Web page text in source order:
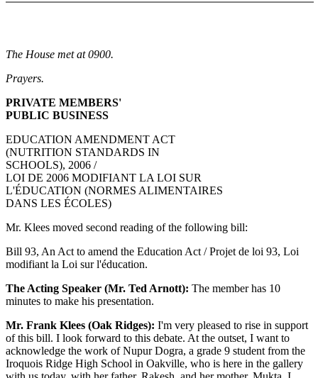
The House met at 0900.
Prayers.
PRIVATE MEMBERS'
PUBLIC BUSINESS
EDUCATION AMENDMENT ACT
(NUTRITION STANDARDS IN
SCHOOLS), 2006 /
LOI DE 2006 MODIFIANT LA LOI SUR
L'ÉDUCATION (NORMES ALIMENTAIRES
DANS LES ÉCOLES)
Mr. Klees moved second reading of the following bill:
Bill 93, An Act to amend the Education Act / Projet de loi 93, Loi
modifiant la Loi sur l'éducation.
The Acting Speaker (Mr. Ted Arnott): The member has 10
minutes to make his presentation.
Mr. Frank Klees (Oak Ridges): I'm very pleased to rise in support
of this bill. I look forward to this debate. At the outset, I want to
acknowledge the work of Nupur Dogra, a grade 9 student from the
Iroquois Ridge High School in Oakville, who is here in the gallery